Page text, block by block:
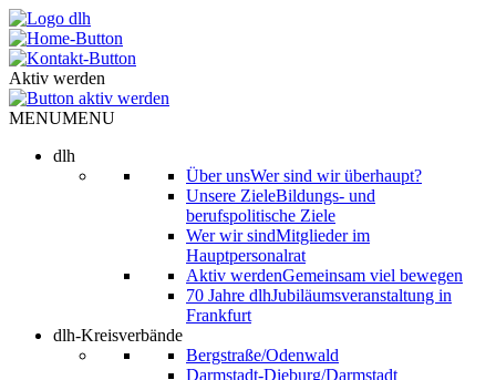
Skip
to
content
Aktiv werden
MENUMENU
dlh
Über unsWer sind wir überhaupt?
Unsere ZieleBildungs- und
berufspolitische Ziele
Wer wir sindMitglieder im
Hauptpersonalrat
Aktiv werdenGemeinsam viel bewegen
70 Jahre dlhJubiläumsveranstaltung in
Frankfurt
dlh-Kreisverbände
Bergstraße/Odenwald
Darmstadt-Dieburg/Darmstadt